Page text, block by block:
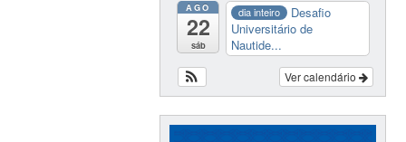
AGO
22
sáb
dia inteiro
Desafio
Universitário de
Nautide...
Ver calendário